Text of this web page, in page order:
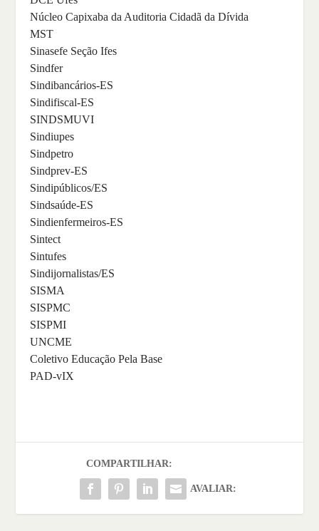
Núcleo Capixaba da Auditoria Cidadã da Dívida
MST
Sinasefe Seção Ifes
Sindfer
Sindibancários-ES
Sindifiscal-ES
SINDSMUVI
Sindiupes
Sindpetro
Sindprev-ES
Sindipúblicos/ES
Sindsaúde-ES
Sindienfermeiros-ES
Sintect
Sintufes
Sindijornalistas/ES
SISMA
SISPMC
SISPMI
UNCME
Coletivo Educação Pela Base
PAD-vIX
COMPARTILHAR:
AVALIAR: